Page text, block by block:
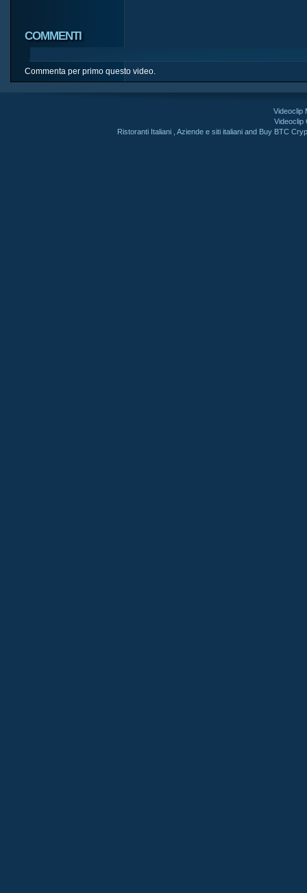
COMMENTI
Commenta per primo questo video.
Videoclip
Videoclip
Ristoranti Italiani ,Aziende e siti italiani and Buy BTC